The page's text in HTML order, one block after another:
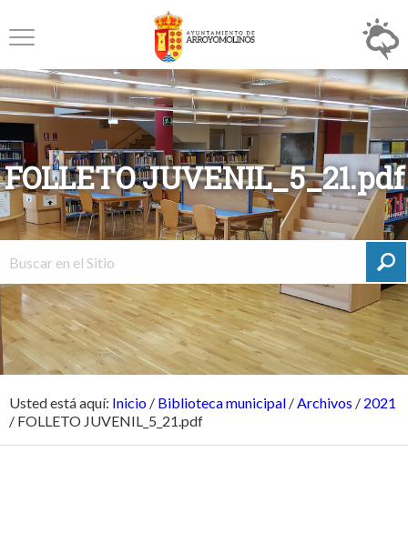
FOLLETO JUVENIL_5_21.pdf
Usted está aquí: Inicio / Biblioteca municipal /Archivos / 2021
/ FOLLETO JUVENIL_5_21.pdf